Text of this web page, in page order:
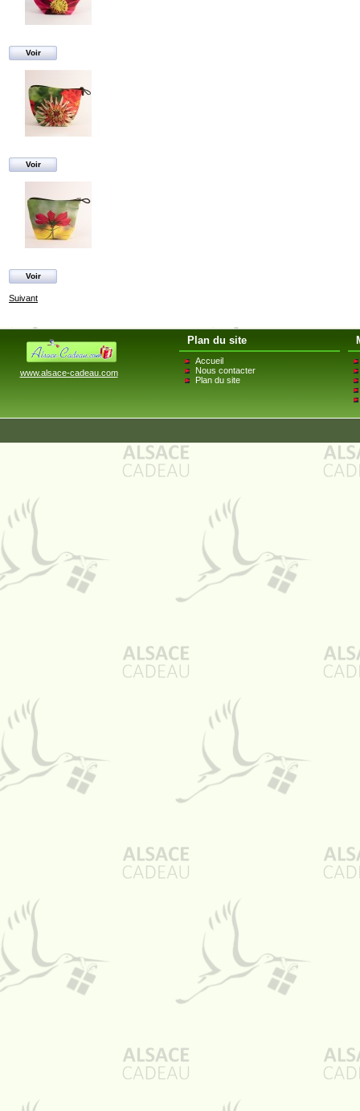
Voir
Voir
Voir
Suivant
www.alsace-cadeau.com
Plan du site
Accueil
Nous contacter
Plan du site